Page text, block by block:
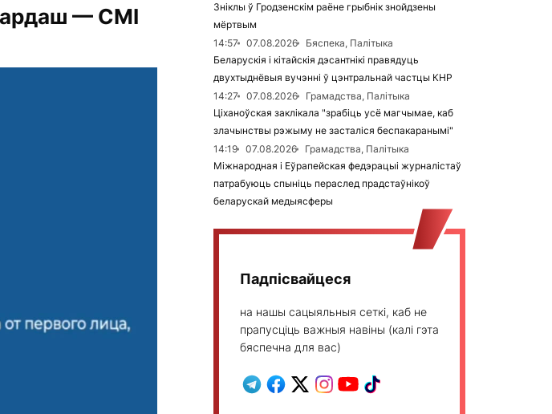
— СМІ
Зніклы ў Гродзенскім раёне грыбнік знойдзены
мёртвым
14:57
07.08.2026
Бяспека, Палітыка
Беларускія і кітайскія дэсантнікі правядуць
двухтыднёвыя вучэнні ў цэнтральнай частцы КНР
14:27
07.08.2026
Грамадства, Палітыка
Ціханоўская заклікала "зрабіць усё магчымае, каб
злачынствы рэжыму не засталіся беспакаранымі"
14:19
07.08.2026
Грамадства, Палітыка
Міжнародная і Еўрапейская федэрацыі журналістаў
патрабуюць спыніць пераслед прадстаўнікоў
беларускай медыясферы
Падпісвайцеся
на нашы сацыяльныя сеткі, каб не
прапусціць важныя навіны (калі гэта
бяспечна для вас)